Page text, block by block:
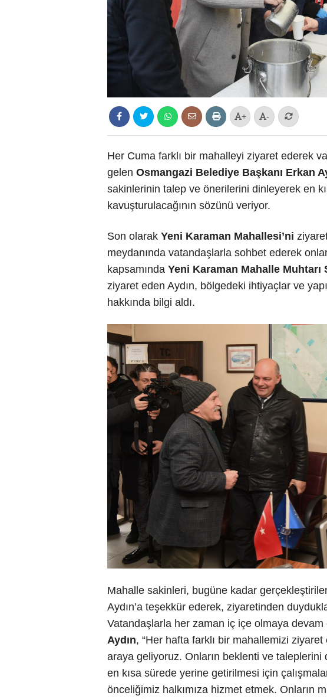
+ -
Her Cuma farklı bir mahalleyi ziyaret ederek
gelen Osmangazi Belediye Başkanı Erkan
sakinlerinin talep ve önerilerini dinleyerek en
kavuşturulacağının sözünü veriyor.
Son olarak Yeni Karaman Mahallesi’ni
meydanında vatandaşlarla sohbet ederek
kapsamında Yeni Karaman Mahalle Muhtarı
ziyaret eden Aydın, bölgedeki ihtiyaçlar ve
hakkında bilgi aldı.
Mahalle sakinleri, bugüne kadar
Aydın’a teşekkür ederek, ziyaretinden
Vatandaşlarla her zaman iç içe olmaya
Aydın, “Her hafta farklı bir mahallemizi
araya geliyoruz. Onların beklenti ve taleplerini
en kısa sürede yerine getirilmesi için
önceliğimiz halkımıza hizmet etmek. Onların